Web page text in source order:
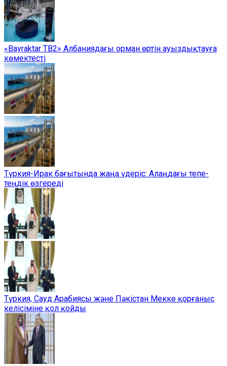
«Bayraktar TB2» Албаниядағы орман өртін ауыздықтауға
көмектесті
Түркия-Ирак бағытында жаңа үдеріс: Алаңдағы тепе-
теңдік өзгереді
Түркия, Сауд Арабиясы және Пәкістан Мекке қорғаныс
келісіміне қол қойды